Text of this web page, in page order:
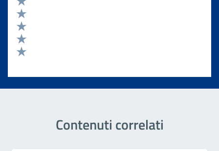
Valuta 5 stelle su 5
Valuta 4 stelle su 5
Valuta 3 stelle su 5
Valuta 2 stelle su 5
Contenuti correlati